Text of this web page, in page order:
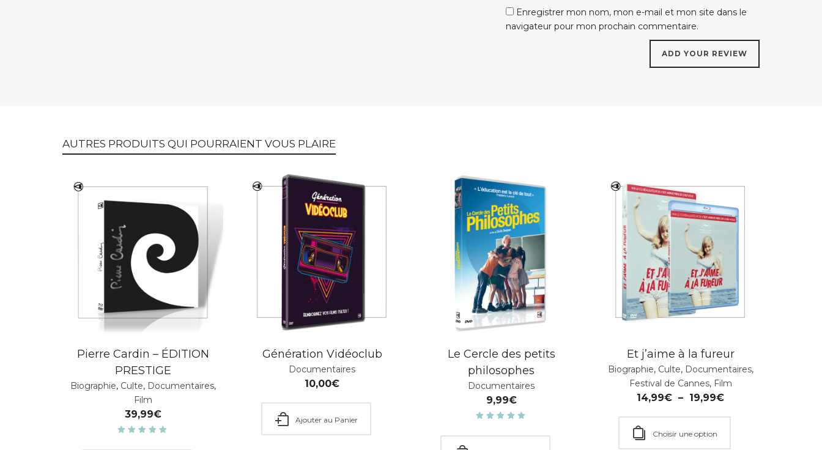
Enregistrer mon nom, mon e-mail et mon site dans le
navigateur pour mon prochain commentaire.
AUTRES PRODUITS QUI POURRAIENT VOUS PLAIRE
Pierre Cardin – ÉDITION
PRESTIGE
Biographie, Culte, Documentaires,
Film
39,99€
5.00sur
Génération Vidéoclub
Documentaires
10,00€
Ajouter au Panier
Le Cercle des petits
philosophes
Documentaires
9,99€
5.00sur
Et j’aime à la fureur
Biographie, Culte, Documentaires,
Festival de Cannes, Film
14,99€ – 19,99€
Choisir une option